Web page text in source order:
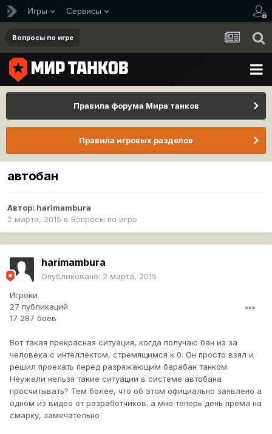
Игры Сервисы
Вопросы по игре
Правила форума Мира танков
Правила игровых разделов
автобан
Автор: harimambura
2 марта, 2015 в Вопросы по игре
harimambura
Опубликовано: 2 марта, 2015
Игроки
27 публикаций
17 287 боёв
Вот такая прекрасная ситуация, когда получаю бан из за
человека с интеллектом, стремящимся к 0. Он просто взял и
решил проехать перед разряжающим барабан танком.
Неужели нельзя такие ситуации в системе автобана
просчитывать? Тем более, что об этом официально заявлено а
одном из видео от разработчиков. а мне теперь день према на
смарку, замечательно